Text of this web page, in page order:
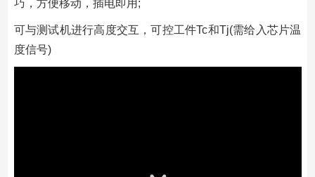
巧，方便移动，插电即用;
可与测试机进行高度交互，可控工件Tc和Tj(需给入芯片温
度信号)